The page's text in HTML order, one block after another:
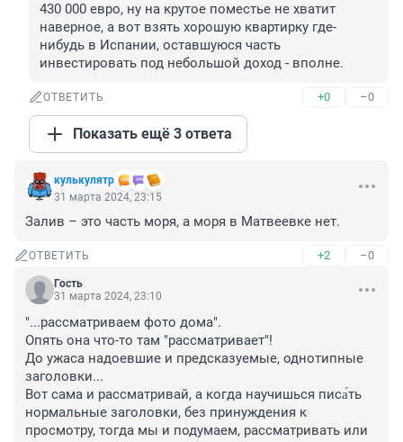
430 000 евро, ну на крутое поместье не хватит
наверное, а вот взять хорошую квартирку где-
нибудь в Испании, оставшуюся часть
инвестировать под небольшой доход - вполне.
ОТВЕТИТЬ +0 –0
Показать ещё 3 ответа
кулькулятр
31 марта 2024, 23:15
Залив – это часть моря, а моря в Матвеевке нет.
ОТВЕТИТЬ +2 –0
Гость
31 марта 2024, 23:10
"...рассматриваем фото дома".
Опять она что-то там "рассматривает"!
До ужаса надоевшие и предсказуемые, однотипные
заголовки...
Вот сама и рассматривай, а когда научишься писа́ть
нормальные заголовки, без принуждения к
просмотру, тогда мы и подумаем, рассматривать или